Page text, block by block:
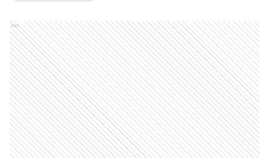
Ads